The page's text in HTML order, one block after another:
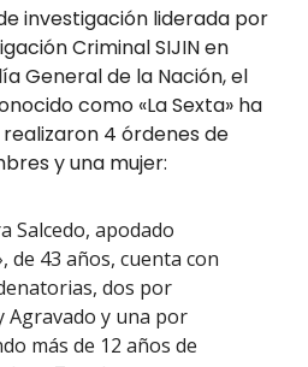
investigación liderada por
Criminal SIJIN en
General de la Nación, el
como «La Sexta» ha
4 órdenes de
y una mujer:
Salcedo, apodado
de 43 años, cuenta con
dos por
Agravado y una por
más de 12 años de